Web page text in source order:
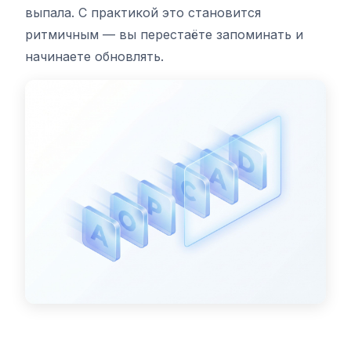
выпала. С практикой это становится
ритмичным — вы перестаёте запоминать и
начинаете обновлять.